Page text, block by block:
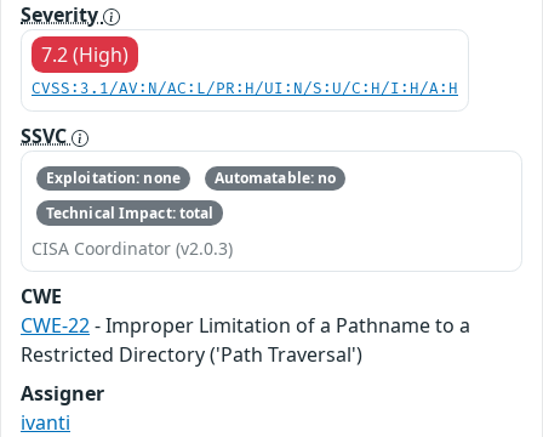
Severity
7.2 (High)
CVSS:3.1/AV:N/AC:L/PR:H/UI:N/S:U/C:H/I:H/A:H
SSVC
Exploitation: none
Automatable: no
Technical Impact: total
CISA Coordinator (v2.0.3)
CWE
CWE-22- Improper Limitation of a Pathname to a
Restricted Directory ('Path Traversal')
Assigner
ivanti